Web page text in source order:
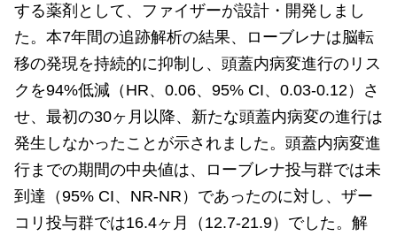
する薬剤として、ファイザーが設計・開発しまし
た。本7年間の追跡解析の結果、ローブレナは脳転
移の発現を持続的に抑制し、頭蓋内病変進行のリス
クを94%低減（HR、0.06、95% CI、0.03-0.12）さ
せ、最初の30ヶ月以降、新たな頭蓋内病変の進行は
発生しなかったことが示されました。頭蓋内病変進
行までの期間の中央値は、ローブレナ投与群では未
到達（95% CI、NR-NR）であったのに対し、ザー
コリ投与群では16.4ヶ月（12.7-21.9）でした。解